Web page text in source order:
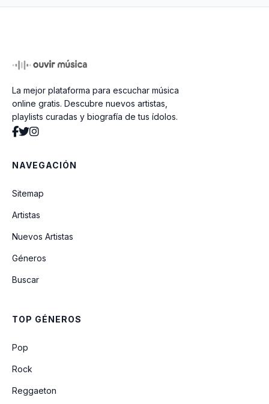
En El Bosque De La China
La mejor plataforma para escuchar música
online gratis. Descubre nuevos artistas,
playlists curadas y biografía de tus ídolos.
NAVEGACIÓN
Sitemap
Artistas
Nuevos Artistas
Géneros
Buscar
TOP GÉNEROS
Pop
Rock
Reggaeton